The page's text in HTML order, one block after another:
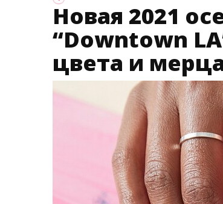
Новая 2021
“Downtown
цвета и